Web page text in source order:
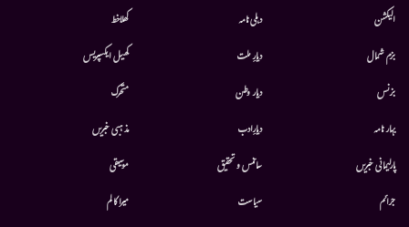
الیکشن
بزم شمال
بزنس
بہار نامہ
پارلیمانی خبریں
جرائم
دہلی نامہ
دیارِ ملت
دیار وطن
دیارِادب
سائنس و تحقیق
سیاست
کھلاخط
کھیل ایکسپریس
متحرك
مذہبی خبریں
موسيقى
میرا کالم